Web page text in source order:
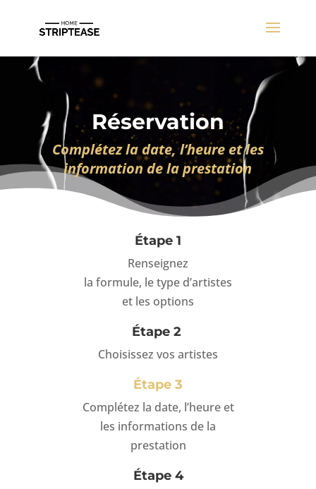
Réservation
Complétez la date, l’heure et les
information de la prestation
Étape 1
Renseignez
la formule, le type d’artistes
et les options
Étape 2
Choisissez vos artistes
Étape 3
Complétez la date, l’heure et
les informations de la
prestation
Étape 4